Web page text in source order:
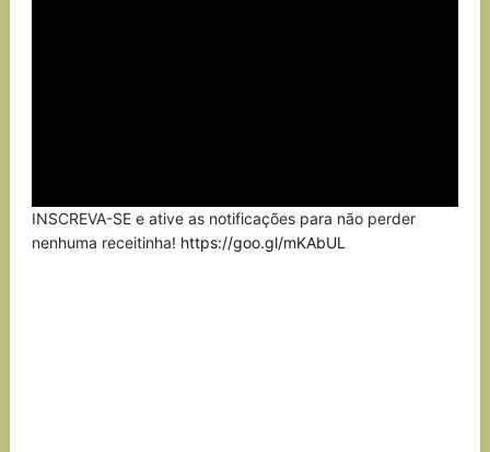
INSCREVA-SE e ative as notificações para não perder
nenhuma receitinha! https://goo.gl/mKAbUL